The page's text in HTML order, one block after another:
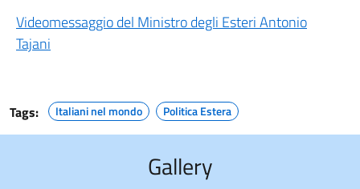
Videomessaggio del Ministro degli Esteri Antonio
Tajani
Tags: Italiani nel mondo Politica Estera
Gallery